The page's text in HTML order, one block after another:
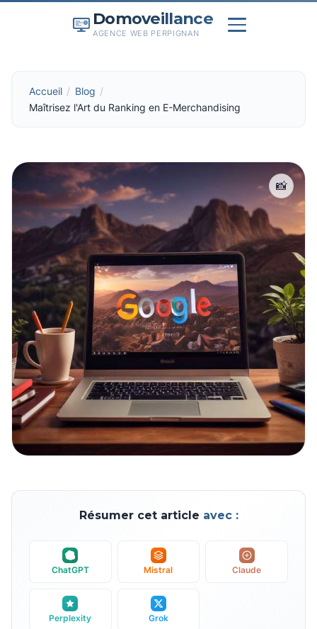
Domoveillance
AGENCE WEB PERPIGNAN
Accueil
Blog
Maîtrisez l'Art du Ranking en E-Merchandising
Résumer cet article avec :
ChatGPT Mistral Claude
Perplexity Grok